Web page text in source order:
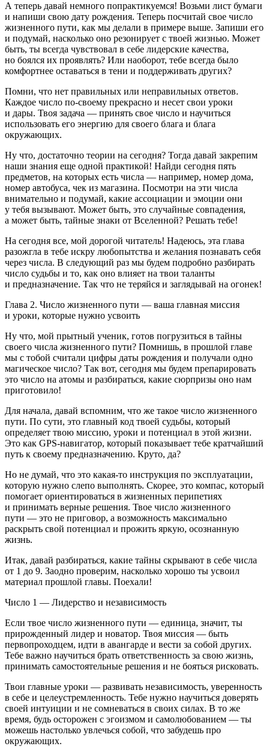
А теперь давай немного попрактикуемся! Возьми лист бумаги
и напиши свою дату рождения. Теперь посчитай свое число
жизненного пути, как мы делали в примере выше. Запиши его
и подумай, насколько оно резонирует с твоей жизнью. Может
быть, ты всегда чувствовал в себе лидерские качества,
но боялся их проявлять? Или наоборот, тебе всегда было
комфортнее оставаться в тени и поддерживать других?
Помни, что нет правильных или неправильных ответов.
Каждое число по-своему прекрасно и несет свои уроки
и дары. Твоя задача — принять свое число и научиться
использовать его энергию для своего блага и блага
окружающих.
Ну что, достаточно теории на сегодня? Тогда давай закрепим
наши знания еще одной практикой! Найди сегодня пять
предметов, на которых есть числа — например, номер дома,
номер автобуса, чек из магазина. Посмотри на эти числа
внимательно и подумай, какие ассоциации и эмоции они
у тебя вызывают. Может быть, это случайные совпадения,
а может быть, тайные знаки от Вселенной? Решать тебе!
На сегодня все, мой дорогой читатель! Надеюсь, эта глава
разожгла в тебе искру любопытства и желания познавать себя
через числа. В следующий раз мы будем подробно разбирать
число судьбы и то, как оно влияет на твои таланты
и предназначение. Так что не теряйся и заглядывай на огонек!
Глава 2. Число жизненного пути — ваша главная миссия
и уроки, которые нужно усвоить
Ну что, мой прытный ученик, готов погрузиться в тайны
своего числа жизненного пути? Помнишь, в прошлой главе
мы с тобой считали цифры даты рождения и получали одно
магическое число? Так вот, сегодня мы будем препарировать
это число на атомы и разбираться, какие сюрпризы оно нам
приготовило!
Для начала, давай вспомним, что же такое число жизненного
пути. По сути, это главный код твоей судьбы, который
определяет твою миссию, уроки и потенциал в этой жизни.
Это как GPS-навигатор, который показывает тебе кратчайший
путь к своему предназначению. Круто, да?
Но не думай, что это какая-то инструкция по эксплуатации,
которую нужно слепо выполнять. Скорее, это компас, который
помогает ориентироваться в жизненных перипетиях
и принимать верные решения. Твое число жизненного
пути — это не приговор, а возможность максимально
раскрыть свой потенциал и прожить яркую, осознанную
жизнь.
Итак, давай разбираться, какие тайны скрывают в себе числа
от 1 до 9. Заодно проверим, насколько хорошо ты усвоил
материал прошлой главы. Поехали!
Число 1 — Лидерство и независимость
Если твое число жизненного пути — единица, значит, ты
прирожденный лидер и новатор. Твоя миссия — быть
первопроходцем, идти в авангарде и вести за собой других.
Тебе важно научиться брать ответственность за свою жизнь,
принимать самостоятельные решения и не бояться рисковать.
Твои главные уроки — развивать независимость, уверенность
в себе и целеустремленность. Тебе нужно научиться доверять
своей интуиции и не сомневаться в своих силах. В то же
время, будь осторожен с эгоизмом и самолюбованием — ты
можешь настолько увлечься собой, что забудешь про
окружающих.